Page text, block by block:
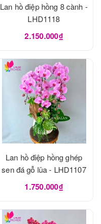
Lan hồ điệp hồng 8 cành -
LHD1118
2.150.000₫
Lan hồ điệp hồng ghép
sen đá gỗ lũa - LHD1107
1.750.000₫